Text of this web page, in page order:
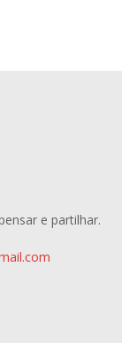
e partilhar.